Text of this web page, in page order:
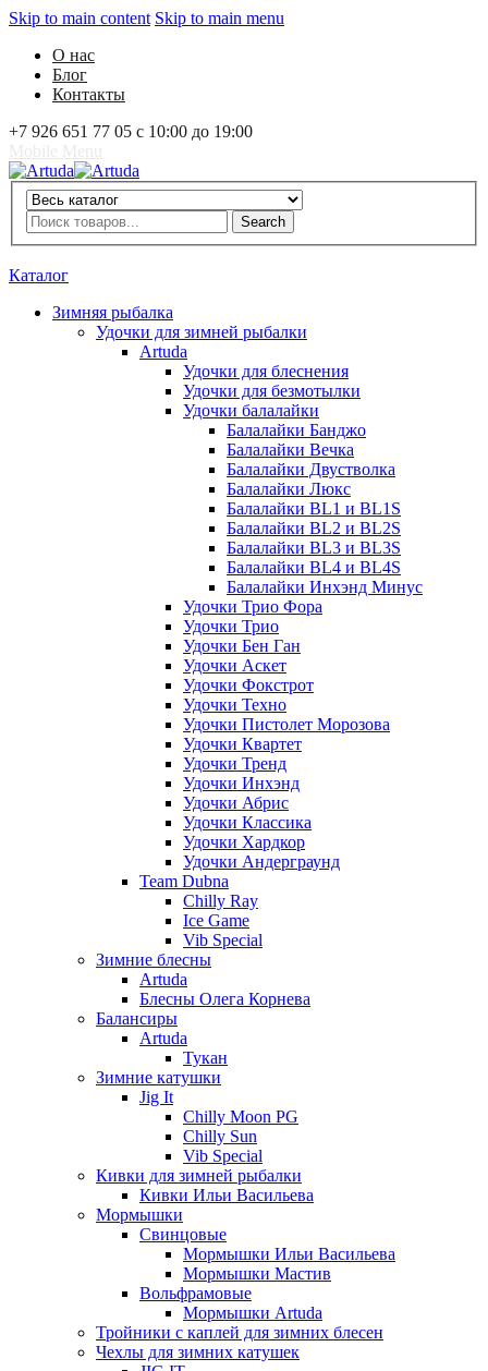
Skip to main content Skip to main menu
О нас
Блог
Контакты
+7 926 651 77 05 с 10:00 до 19:00
Artuda
Search
Search
Каталог
Зимняя рыбалка
Удочки для зимней рыбалки
Artuda
Удочки для блеснения
Удочки для безмотылки
Удочки балалайки
Балалайки Банджо
Балалайки Вечка
Балалайки Двустволка
Балалайки Люкс
Балалайки BL1 и BL1S
Балалайки BL2 и BL2S
Балалайки BL3 и BL3S
Балалайки BL4 и BL4S
Балалайки Инхэнд Минус
Удочки Трио Фора
Удочки Трио
Удочки Бен Ган
Удочки Аскет
Удочки Фокстрот
Удочки Техно
Удочки Пистолет Морозова
Удочки Квартет
Удочки Тренд
Удочки Инхэнд
Удочки Абрис
Удочки Классика
Удочки Хардкор
Удочки Андерграунд
Team Dubna
Chilly Ray
Ice Game
Vib Special
Зимние блесны
Artuda
Блесны Олега Корнева
Балансиры
Artuda
Тукан
Зимние катушки
Jig It
Chilly Moon PG
Chilly Sun
Vib Special
Кивки для зимней рыбалки
Кивки Ильи Васильева
Мормышки
Свинцовые
Мормышки Ильи Васильева
Мормышки Мастив
Вольфрамовые
Мормышки Artuda
Тройники с каплей для зимних блесен
Чехлы для зимних катушек